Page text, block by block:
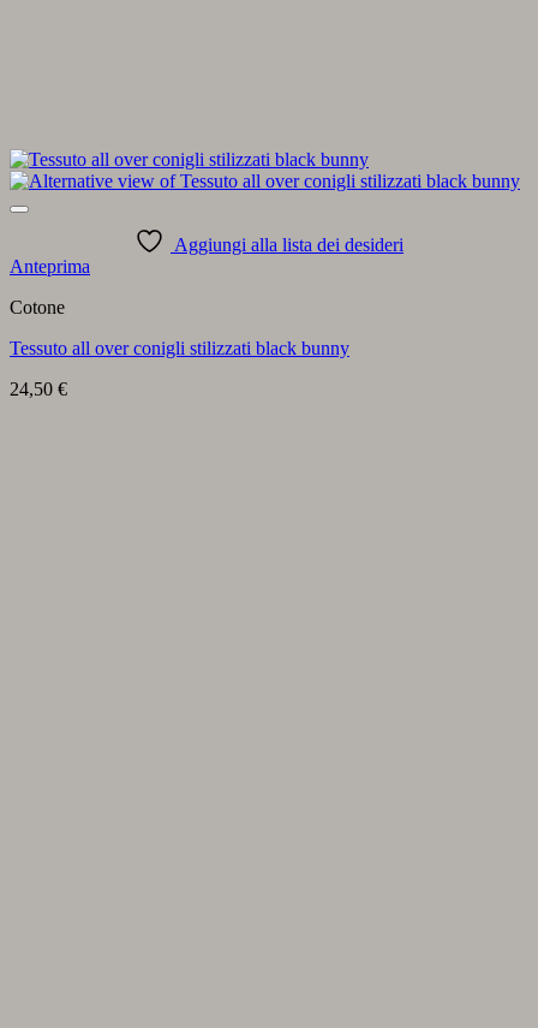
Aggiungi alla lista dei desideri
Anteprima
Cotone
Tessuto all over conigli stilizzati black bunny
24,50 €